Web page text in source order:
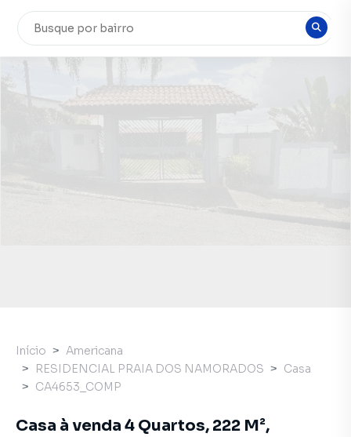
Início
Americana
RESIDENCIAL PRAIA DOS NAMORADOS
Casa
CA4653_COMP
Casa à venda 4 Quartos, 222 M²,